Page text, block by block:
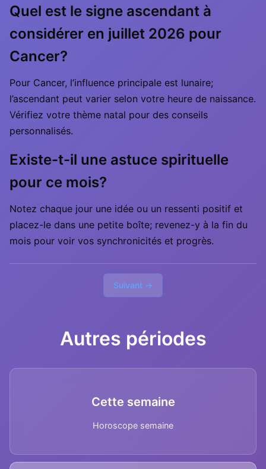
Quel est le signe ascendant à
considérer en juillet 2026 pour
Cancer?
Pour Cancer, l’influence principale est lunaire;
l’ascendant peut varier selon votre heure de naissance.
Vérifiez votre thème natal pour des conseils
personnalisés.
Existe-t-il une astuce spirituelle
pour ce mois?
Notez chaque jour une idée ou un ressenti positif et
placez-le dans une petite boîte; revenez-y à la fin du
mois pour voir vos synchronicités et progrès.
Suivant →
Autres périodes
Cette semaine
Horoscope semaine